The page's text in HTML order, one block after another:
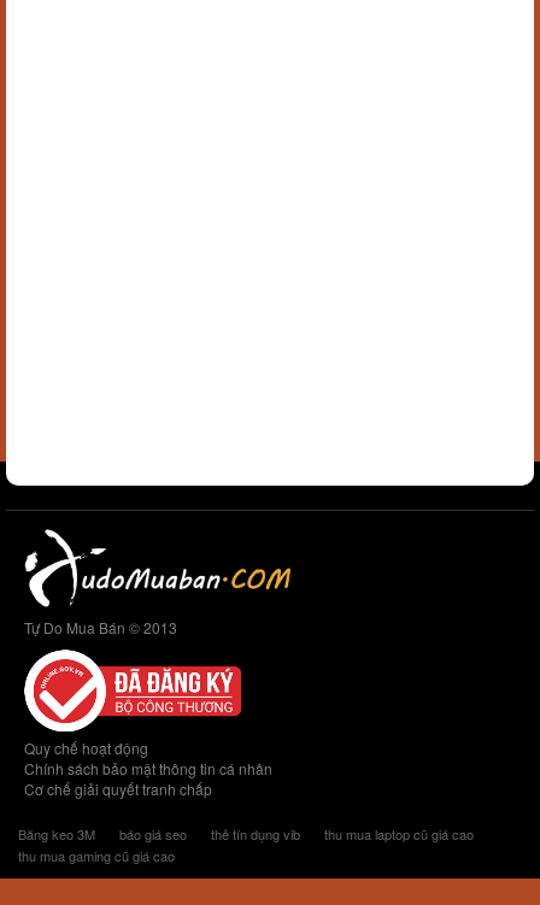
Tự Do Mua Bán © 2013
Quy chế hoạt động
Chính sách bảo mật thông tin cá nhân
Cơ chế giải quyết tranh chấp
Băng keo 3M báo giá seo thẻ tín dụng vib
thu mua laptop cũ giá cao
thu mua gaming cũ giá cao